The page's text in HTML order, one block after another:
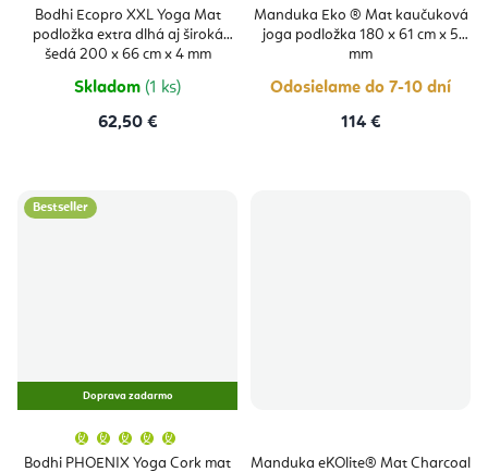
Bodhi Ecopro XXL Yoga Mat
podložka extra dlhá aj široká
šedá 200 x 66 cm x 4 mm
produktu
je
5,0
z
5
Skladom (1 ks)
62,50 €
Manduka Eko ® Mat kaučuková
joga podložka 180 x 61 cm x 5
mm
Odosielame do 7-10 dní
114 €
Bestseller
Doprava zadarmo
Bodhi PHOENIX Yoga Cork mat
produktu
Manduka eKOlite® Mat Charcoal